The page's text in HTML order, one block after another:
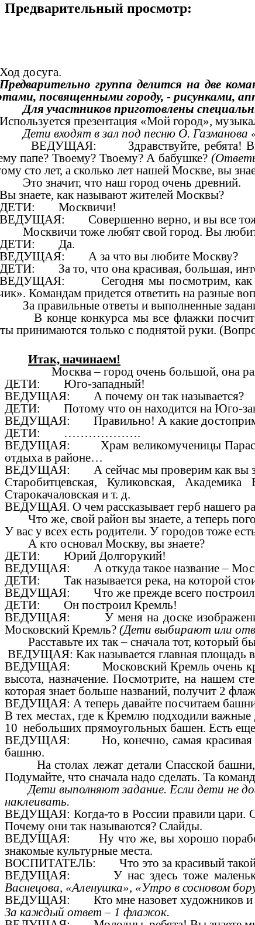
Предварительный просмотр:
досуга.
группа делится на две
посвященными городу, - рисунками,
участников приготовлены
презентация «Мой город»,
Дети входят в зал под песню О. Газманова
Здравствуйте, ребята! Вы
папе? Твоему? Твоему? А бабушке?
сто лет, а сколько лет нашей Москве, вы
значит, что наш город очень древний.
знаете, как называют жителей Москвы?
Москвичи!
Совершенно верно, и вы все тоже
тоже любят свой город. Вы
Да.
А за что вы любите Москву?
За то, что она красивая, большая,
Сегодня мы посмотрим, как вы
Командам придется ответить на разные
правильные ответы и выполненные
конце конкурса мы все флажки
принимаются только с поднятой руки.
Итак, начинаем!
Москва – город очень большой, она
ДЕТИ: Юго-западный!
ВЕДУЩАЯ: А почему он так называется?
ДЕТИ: Потому что он находится на Юго-
ВЕДУЩАЯ: Правильно! А какие
ДЕТИ: ……………….
ВЕДУЩАЯ: Храм великомученицы
отдыха в районе…
ВЕДУЩАЯ: А сейчас мы проверим как вы
Старобитцевская, Куликовская,
Старокачаловская и т. д.
ВЕДУЩАЯ. О чем рассказывает герб нашего
Что же, свой район вы знаете, а теперь
У вас у всех есть родители. У городов тоже
А кто основал Москву, вы знаете?
ДЕТИ: Юрий Долгорукий!
ВЕДУЩАЯ: А откуда такое название –
ДЕТИ: Так называется река, на которой
ВЕДУЩАЯ: Что же прежде всего построил
ДЕТИ: Он построил Кремль!
ВЕДУЩАЯ: У меня на доске изображения
Московский Кремль? (Дети выбирают или
Расставьте их так – сначала тот, который
ВЕДУЩАЯ: Как называется главная площадь
ВЕДУЩАЯ: Московский Кремль очень
высота, назначение. Посмотрите, на нашем
которая знает больше названий, получит 2
ВЕДУЩАЯ: А теперь давайте посчитаем
В тех местах, где к Кремлю подходили
10 небольших прямоугольных башен. Есть
ВЕДУЩАЯ: Но, конечно, самая красивая –
башню.
На столах лежат детали Спасской башни,
Подумайте, что сначала надо сделать. Та
Дети выполняют задание. Если дети не
наклеивать.
ВЕДУЩАЯ: Когда-то в России правили цари.
Почему они так называются? Слайды.
ВЕДУЩАЯ: Ну что же, вы хорошо
знакомые культурные места.
ВОСПИТАТЕЛЬ: Что это за красивый такой
ВЕДУЩАЯ: У нас здесь тоже
Васнецова, «Аленушка», «Утро в сосновом
ВЕДУЩАЯ: Кто мне назовет художников и
За каждый ответ – 1 флажок.